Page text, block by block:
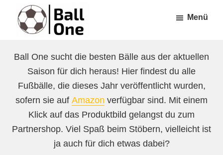
Inhalt
springen
Fußzeile
springen
One
Fußball!
Menü
Ball One sucht die besten Bälle aus der aktuellen
Saison für dich heraus! Hier findest du alle
Fußbälle, die dieses Jahr veröffentlicht wurden,
sofern sie auf Amazon verfügbar sind. Mit einem
Klick auf das Produktbild gelangst du zum
Partnershop. Viel Spaß beim Stöbern, vielleicht ist
ja auch für dich etwas dabei?